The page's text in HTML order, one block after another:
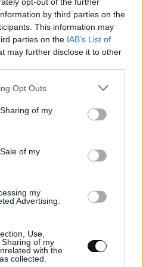
by third parties on the
This information may
parties on the IAB’s List of
may further disclose it to other
Opt Outs
of my
of my
my
Advertising.
Use,
of my
with the
collected.
πιο ρεαλιστικές
– Τι κερδίζει η
2026